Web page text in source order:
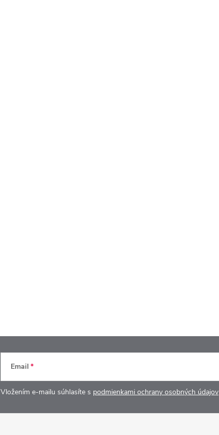
Email
Vložením e-mailu súhlasíte s podmienkami ochrany osobných údajov